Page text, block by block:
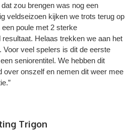
zou brengen was nog een
veldseizoen kijken we trots terug op
poule met 2 sterke
Helaas trekken we aan het
Voor veel spelers is dit de eerste
seniorentitel. We hebben dit
over onszelf en nemen dit weer mee
Trigon